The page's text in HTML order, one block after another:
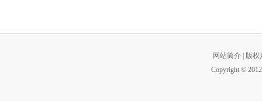
网站简介
版权
Copyright ©